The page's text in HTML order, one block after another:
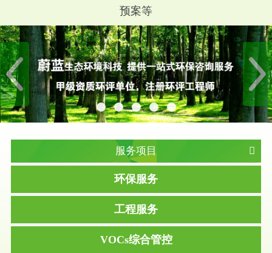
预案等
服务项目
环保服务
工程服务
VOCs综合管控